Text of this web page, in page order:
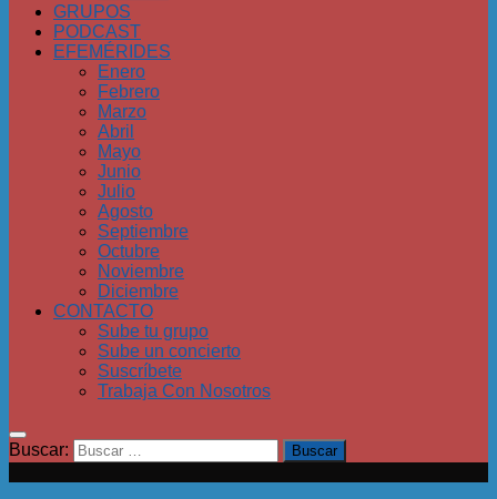
GRUPOS
PODCAST
EFEMÉRIDES
Enero
Febrero
Marzo
Abril
Mayo
Junio
Julio
Agosto
Septiembre
Octubre
Noviembre
Diciembre
CONTACTO
Sube tu grupo
Sube un concierto
Suscríbete
Trabaja Con Nosotros
Buscar: